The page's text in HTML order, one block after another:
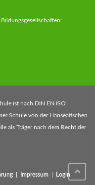
ist nach DIN EN ISO
Schule von der Hanseatischen
als Träger nach dem Recht der
Impressum Login